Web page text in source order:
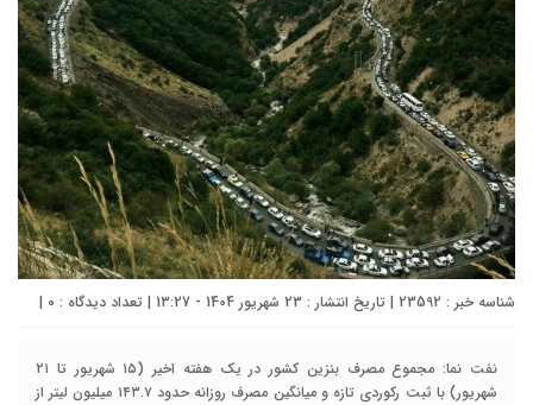
شناسه خبر : 23592 | تاریخ انتشار : 23 شهریور 1404 - 13:27 | تعداد دیدگاه : ۰ |
نفت نما: مجموع مصرف بنزین کشور در یک هفته اخیر (۱۵ شهریور تا ۲۱
شهریور) با ثبت رکوردی تازه و میانگین مصرف روزانه حدود ۱۴۳.۷ میلیون لیتر از